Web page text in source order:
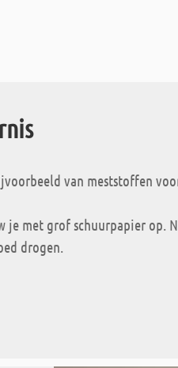
van meststoffen
je met grof schuurpapier op.
drogen.